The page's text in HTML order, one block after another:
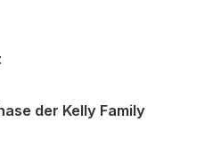
der Kelly Family